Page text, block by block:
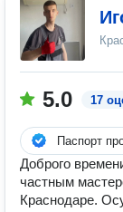
5.0 17
Паспорт
Дoбpoго
чaстным
Краснoдaре.